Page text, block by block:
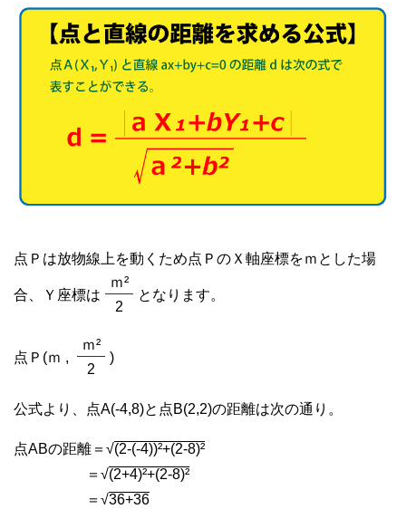
点Ｐは放物線上を動くため点ＰのＸ軸座標をｍとした場
合、Ｙ座標は
ｍ²
2
となります。
点Ｐ(ｍ ,
ｍ²
2
)
公式より、点A(-4,8)と点B(2,2)の距離は次の通り。
点ABの距離＝√(2-(-4))²+(2-8)²
＝√(2+4)²+(2-8)²
＝√36+36